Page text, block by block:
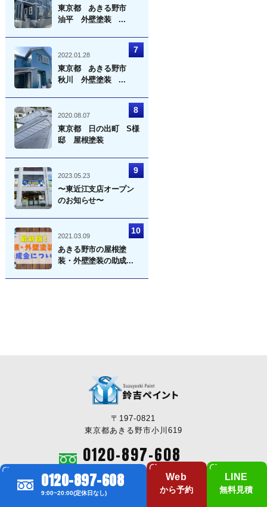
東京都 あきる野市
油平 外壁塗装 ...
2022.01.28
東京都 あきる野市
秋川 外壁塗装 ...
2020.08.07
東京都 日の出町 S様
邸 屋根塗装
2023.05.23
〜東近江支店オープン
のお知らせ〜
2021.03.09
あきる野市の屋根塗
装・外壁塗装の助成...
〒197-0821
東京都あきる野市小川619
0120-897-608
受付時間: 09:00〜20:00(定休日なし)
0120-897-608
9:00~20:00(定休日なし)
Web
から予約
LINE
無料見積